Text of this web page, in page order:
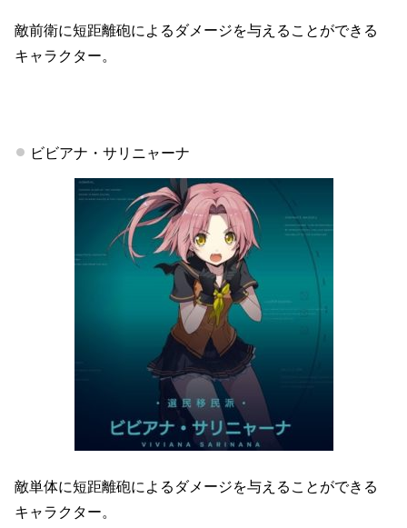
敵前衛に短距離砲によるダメージを与えることができる
キャラクター。
ビビアナ・サリニャーナ
敵単体に短距離砲によるダメージを与えることができる
キャラクター。